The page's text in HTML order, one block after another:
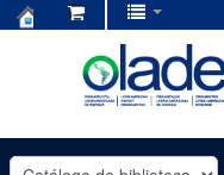
OLADE